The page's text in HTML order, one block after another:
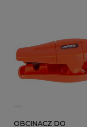
OBCINACZ DO